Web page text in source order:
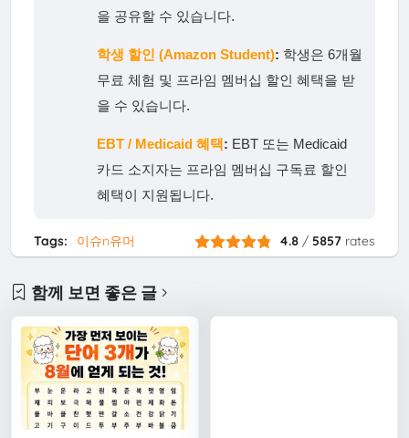
을 공유할 수 있습니다.
학생 할인 (Amazon Student): 학생은 6개월
무료 체험 및 프라임 멤버십 할인 혜택을 받
을 수 있습니다.
EBT / Medicaid 혜택: EBT 또는 Medicaid
카드 소지자는 프라임 멤버십 구독료 할인
혜택이 지원됩니다.
Tags: 이슈n유머 4.8 /5857 rates
함께 보면 좋은 글